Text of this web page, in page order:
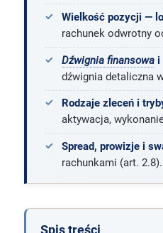
Wielkość pozycji —
rachunek odwrotny
Dźwignia finansowai
dźwignia detaliczna
Rodzaje zleceń i
aktywacja,
Spread, prowizje i
rachunkami (art. 2.8).
Spis treści